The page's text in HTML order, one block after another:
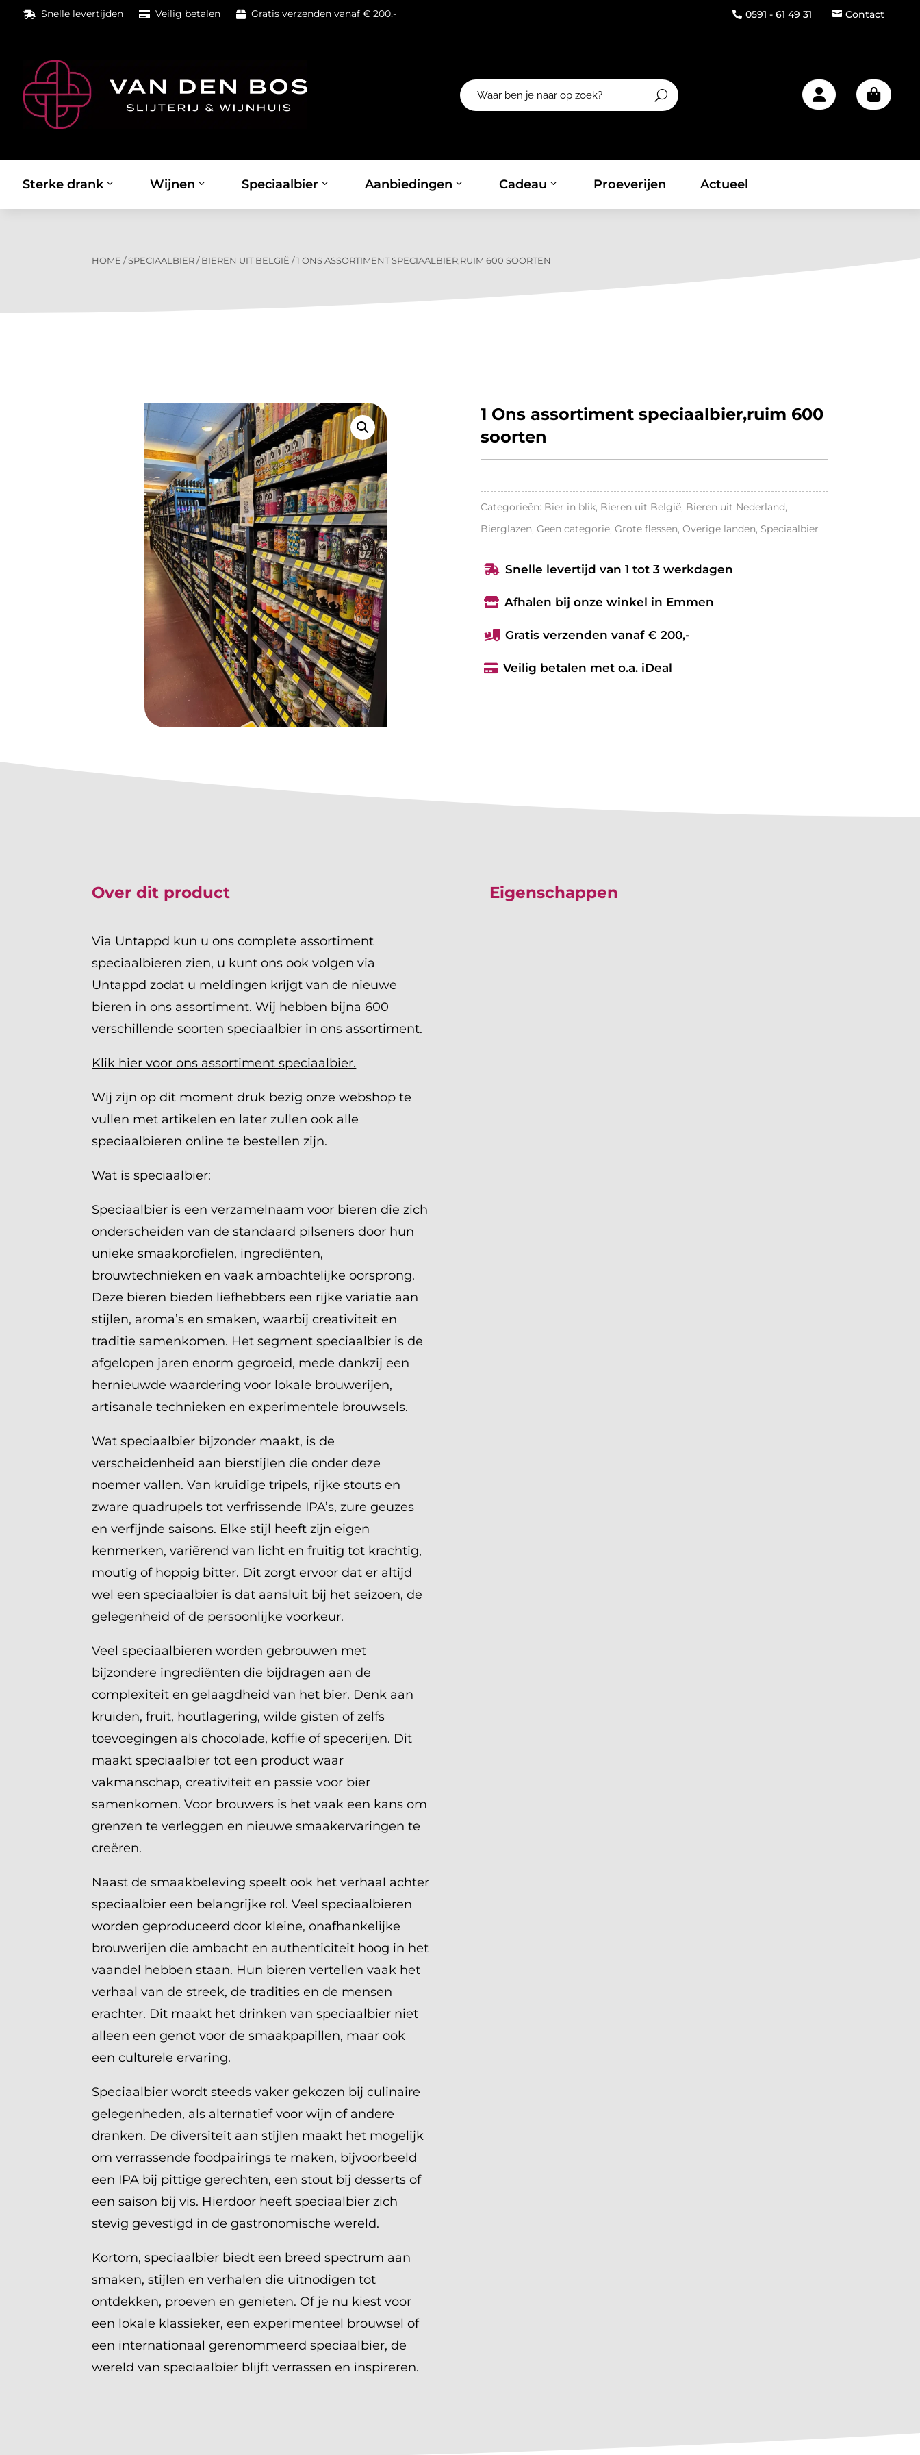
 Snelle levertijden  Veilig betalen  Gratis verzenden vanaf € 200,-  0591 - 61 49 31  Contact

Sterke drank Wijnen Speciaalbier Aanbiedingen Cadeau Proeverijen Actueel
HOME /SPECIAALBIER / BIEREN UIT BELGIË /1 ONS ASSORTIMENT SPECIAALBIER,RUIM 600 SOORTEN
1 Ons assortiment speciaalbier,ruim 600
soorten
Categorieën: Bier in blik, Bieren uit België, Bieren uit Nederland,
Bierglazen, Geen categorie, Grote flessen, Overige landen, Speciaalbier
 Snelle levertijd van 1 tot 3 werkdagen
 Afhalen bij onze winkel in Emmen
 Gratis verzenden vanaf € 200,-
 Veilig betalen met o.a. iDeal
Over dit product
Via Untappd kun u ons complete assortiment
speciaalbieren zien, u kunt ons ook volgen via
Untappd zodat u meldingen krijgt van de nieuwe
bieren in ons assortiment. Wij hebben bijna 600
verschillende soorten speciaalbier in ons assortiment.
Klik hier voor ons assortiment speciaalbier.
Wij zijn op dit moment druk bezig onze webshop te
vullen met artikelen en later zullen ook alle
speciaalbieren online te bestellen zijn.
Wat is speciaalbier:
Speciaalbier is een verzamelnaam voor bieren die zich
onderscheiden van de standaard pilseners door hun
unieke smaakprofielen, ingrediënten,
brouwtechnieken en vaak ambachtelijke oorsprong.
Deze bieren bieden liefhebbers een rijke variatie aan
stijlen, aroma’s en smaken, waarbij creativiteit en
traditie samenkomen. Het segment speciaalbier is de
afgelopen jaren enorm gegroeid, mede dankzij een
hernieuwde waardering voor lokale brouwerijen,
artisanale technieken en experimentele brouwsels.
Wat speciaalbier bijzonder maakt, is de
verscheidenheid aan bierstijlen die onder deze
noemer vallen. Van kruidige tripels, rijke stouts en
zware quadrupels tot verfrissende IPA’s, zure geuzes
en verfijnde saisons. Elke stijl heeft zijn eigen
kenmerken, variërend van licht en fruitig tot krachtig,
moutig of hoppig bitter. Dit zorgt ervoor dat er altijd
wel een speciaalbier is dat aansluit bij het seizoen, de
gelegenheid of de persoonlijke voorkeur.
Veel speciaalbieren worden gebrouwen met
bijzondere ingrediënten die bijdragen aan de
complexiteit en gelaagdheid van het bier. Denk aan
kruiden, fruit, houtlagering, wilde gisten of zelfs
toevoegingen als chocolade, koffie of specerijen. Dit
maakt speciaalbier tot een product waar
vakmanschap, creativiteit en passie voor bier
samenkomen. Voor brouwers is het vaak een kans om
grenzen te verleggen en nieuwe smaakervaringen te
creëren.
Naast de smaakbeleving speelt ook het verhaal achter
speciaalbier een belangrijke rol. Veel speciaalbieren
worden geproduceerd door kleine, onafhankelijke
brouwerijen die ambacht en authenticiteit hoog in het
vaandel hebben staan. Hun bieren vertellen vaak het
verhaal van de streek, de tradities en de mensen
erachter. Dit maakt het drinken van speciaalbier niet
alleen een genot voor de smaakpapillen, maar ook
een culturele ervaring.
Speciaalbier wordt steeds vaker gekozen bij culinaire
gelegenheden, als alternatief voor wijn of andere
dranken. De diversiteit aan stijlen maakt het mogelijk
om verrassende foodpairings te maken, bijvoorbeeld
een IPA bij pittige gerechten, een stout bij desserts of
een saison bij vis. Hierdoor heeft speciaalbier zich
stevig gevestigd in de gastronomische wereld.
Kortom, speciaalbier biedt een breed spectrum aan
smaken, stijlen en verhalen die uitnodigen tot
ontdekken, proeven en genieten. Of je nu kiest voor
een lokale klassieker, een experimenteel brouwsel of
een internationaal gerenommeerd speciaalbier, de
wereld van speciaalbier blijft verrassen en inspireren.
Eigenschappen